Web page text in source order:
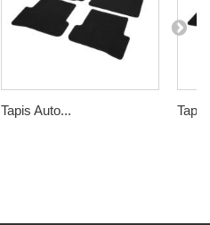
Tapis Auto...